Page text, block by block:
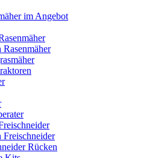
im Angebot
Rasenmäher
Freischneider
Rücken